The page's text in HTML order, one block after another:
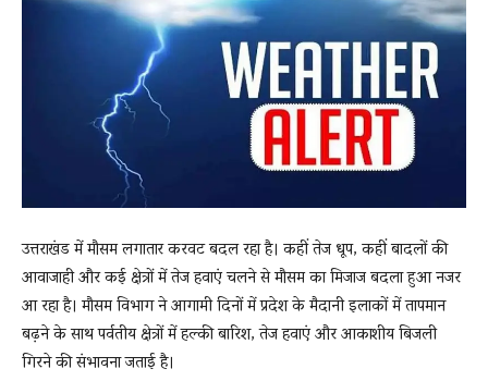
उत्तराखंडमें मौसम लगातार करवट बदल रहा है। कहीं तेज धूप, कहीं बादलों की
आवाजाही और कई क्षेत्रों में तेज हवाएं चलने से मौसम का मिजाज बदला हुआ नजर
आ रहा है। मौसम विभाग ने आगामी दिनों में प्रदेश के मैदानी इलाकों में तापमान
बढ़ने के साथ पर्वतीय क्षेत्रों में हल्की बारिश, तेज हवाएं और आकाशीय बिजली
गिरने की संभावना जताई है।